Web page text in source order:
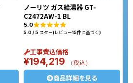
ノーリツ ガス給湯器 GT-
C2472AW-1 BL
5.0
5.0 / 5 スター(レビュー15件に基づく)
工事費込価格
¥194,219 （税込）
商品詳細を見る